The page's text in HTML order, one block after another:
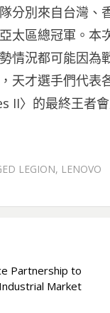
分別來自台灣、
太區總冠軍。本
情況都可能因為
天才選手們代
II〉的最終王者
LEGION, LENOVO
Partnership to
Market